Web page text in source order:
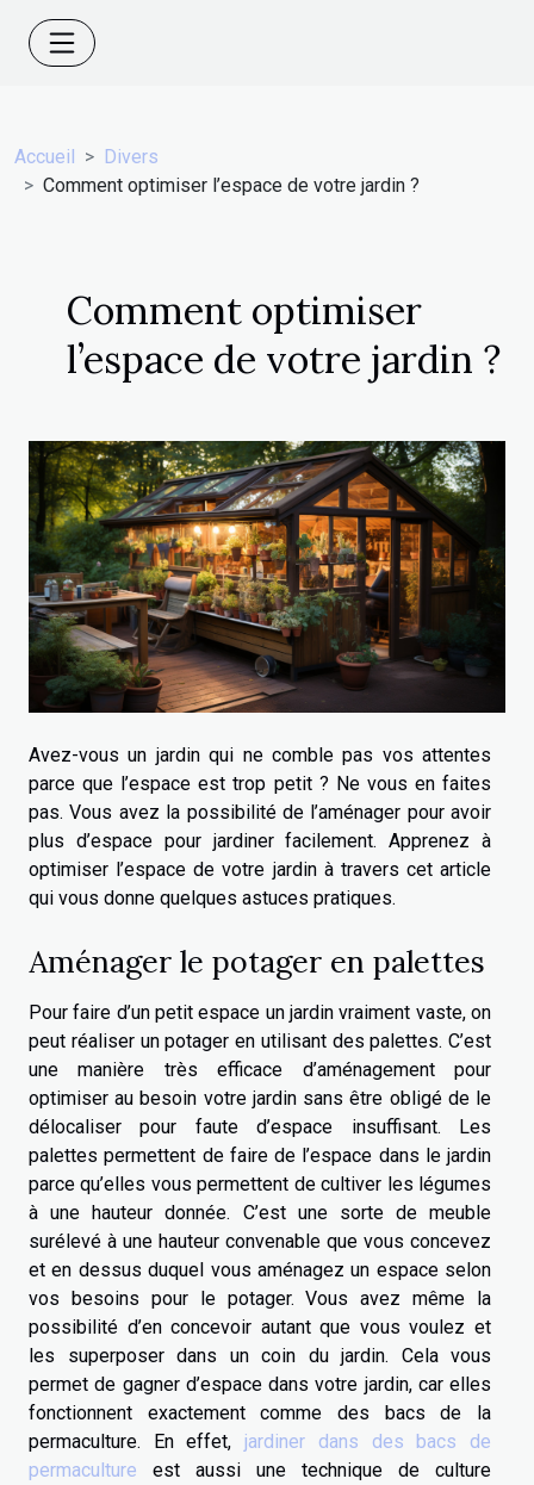
Accueil
Divers
Comment optimiser l’espace de votre jardin ?
Comment optimiser
l’espace de votre jardin ?
Avez-vous un jardin qui ne comble pas vos attentes
parce que l’espace est trop petit ? Ne vous en faites
pas. Vous avez la possibilité de l’aménager pour avoir
plus d’espace pour jardiner facilement. Apprenez à
optimiser l’espace de votre jardin à travers cet article
qui vous donne quelques astuces pratiques.
Aménager le potager en palettes
Pour faire d’un petit espace un jardin vraiment vaste, on
peut réaliser un potager en utilisant des palettes. C’est
une manière très efficace d’aménagement pour
optimiser au besoin votre jardin sans être obligé de le
délocaliser pour faute d’espace insuffisant. Les
palettes permettent de faire de l’espace dans le jardin
parce qu’elles vous permettent de cultiver les légumes
à une hauteur donnée. C’est une sorte de meuble
surélevé à une hauteur convenable que vous concevez
et en dessus duquel vous aménagez un espace selon
vos besoins pour le potager. Vous avez même la
possibilité d’en concevoir autant que vous voulez et
les superposer dans un coin du jardin. Cela vous
permet de gagner d’espace dans votre jardin, car elles
fonctionnent exactement comme des bacs de la
permaculture. En effet,jardiner dans des bacs de
permaculture est aussi une technique de culture